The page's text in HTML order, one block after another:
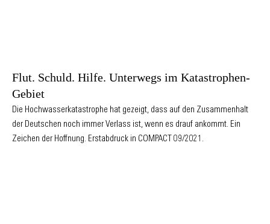
Flut. Schuld. Hilfe. Unterwegs im Katastrophen-
Gebiet
Die Hochwasserkatastrophe hat gezeigt, dass auf den Zusammenhalt
der Deutschen noch immer Verlass ist, wenn es drauf ankommt. Ein
Zeichen der Hoffnung. Erstabdruck in COMPACT 09/2021.